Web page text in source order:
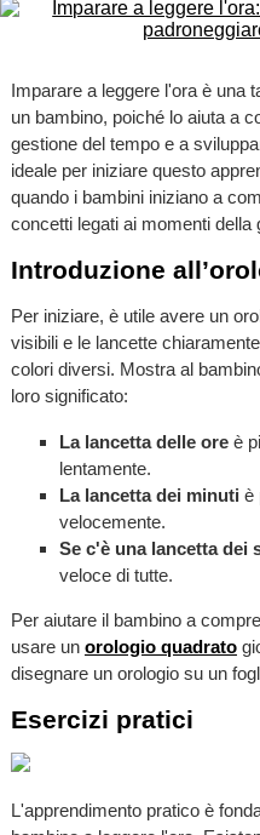
Imparare a leggere l'ora è una
un bambino, poiché lo aiuta a
gestione del tempo e a
ideale per iniziare questo
quando i bambini iniziano a
concetti legati ai momenti della
Introduzione
Per iniziare, è utile avere un
visibili e le lancette
colori diversi. Mostra al
loro significato:
La lancetta delle oreè
lentamente.
La lancetta dei minuti è
velocemente.
Se c'è una lancetta dei
veloce di tutte.
Per aiutare il bambino a
usare un orologio quadrato
disegnare un orologio su un
Esercizi pratici
L'apprendimento pratico è